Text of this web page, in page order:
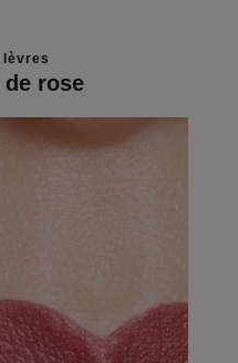
lèvres
de rose